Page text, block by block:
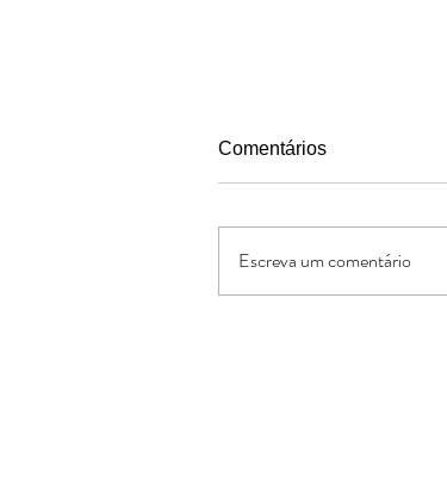
Comentários
Escreva um comentário